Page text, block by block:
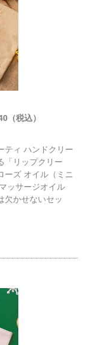
（税込）
ティ ハンドクリー
「リップクリー
ーズ オイル（ミニ
ッサージオイル
欠かせないセッ